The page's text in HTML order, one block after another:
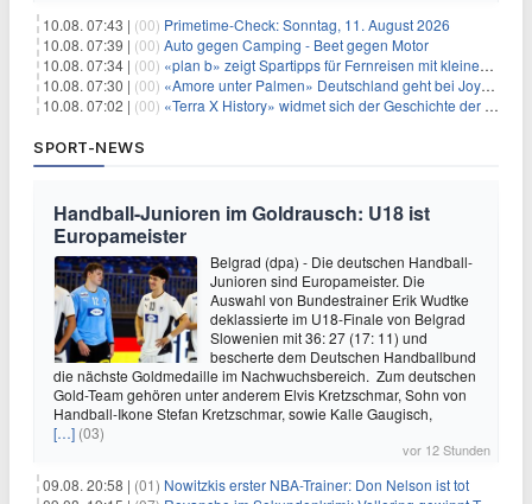
10.08. 07:43 | (00) Primetime-Check: Sonntag, 11. August 2026
10.08. 07:39 | (00) Auto gegen Camping - Beet gegen Motor
10.08. 07:34 | (00) «plan b» zeigt Spartipps für Fernreisen mit kleinem Budget
10.08. 07:30 | (00) «Amore unter Palmen» Deutschland geht bei Joyn weiter
10.08. 07:02 | (00) «Terra X History» widmet sich der Geschichte der deutschen Vereine
SPORT-NEWS
Handball-Junioren im Goldrausch: U18 ist
Europameister
Belgrad (dpa) - Die deutschen Handball-
Junioren sind Europameister. Die
Auswahl von Bundestrainer Erik Wudtke
deklassierte im U18-Finale von Belgrad
Slowenien mit 36: 27 (17: 11) und
bescherte dem Deutschen Handballbund
die nächste Goldmedaille im Nachwuchsbereich. Zum deutschen
Gold-Team gehören unter anderem Elvis Kretzschmar, Sohn von
Handball-Ikone Stefan Kretzschmar, sowie Kalle Gaugisch,
[…] (03)
vor 12 Stunden
09.08. 20:58 | (01) Nowitzkis erster NBA-Trainer: Don Nelson ist tot